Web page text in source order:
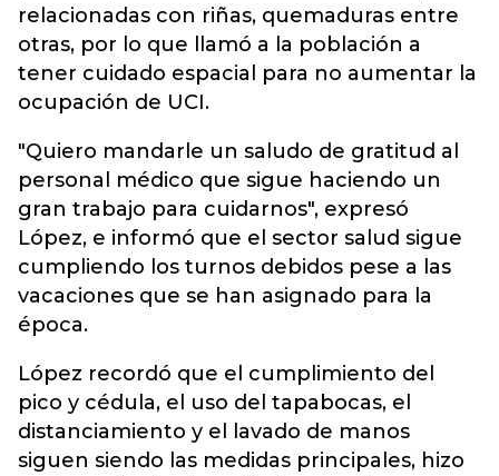
relacionadas con riñas, quemaduras entre
otras, por lo que llamó a la población a
tener cuidado espacial para no aumentar la
ocupación de UCI.
"Quiero mandarle un saludo de gratitud al
personal médico que sigue haciendo un
gran trabajo para cuidarnos", expresó
López, e informó que el sector salud sigue
cumpliendo los turnos debidos pese a las
vacaciones que se han asignado para la
época.
López recordó que el cumplimiento del
pico y cédula, el uso del tapabocas, el
distanciamiento y el lavado de manos
siguen siendo las medidas principales, hizo